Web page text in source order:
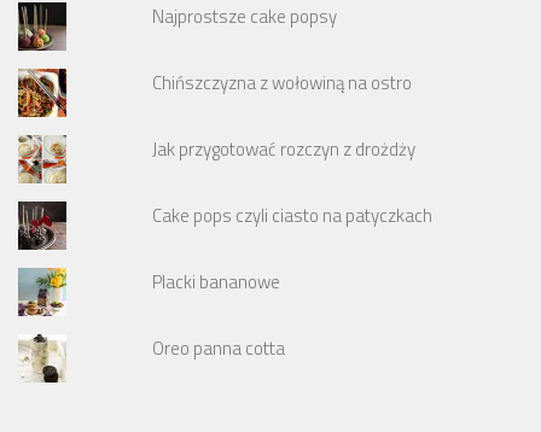
Najprostsze cake popsy
Chińszczyzna z wołowiną na ostro
Jak przygotować rozczyn z drożdży
Cake pops czyli ciasto na patyczkach
Placki bananowe
Oreo panna cotta